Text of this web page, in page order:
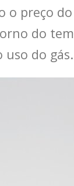
o preço
do
uso do gás.